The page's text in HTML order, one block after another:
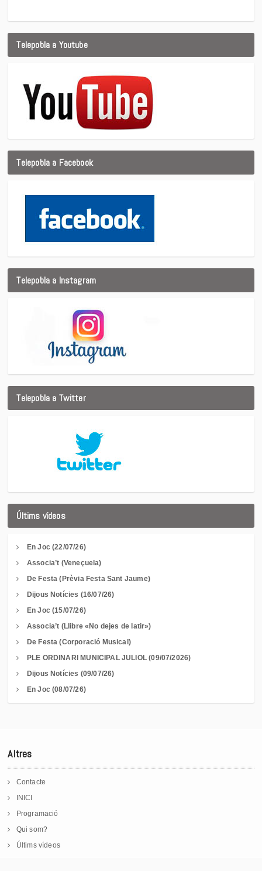
Telepobla a Youtube
Telepobla a Facebook
Telepobla a Instagram
Telepobla a Twitter
Últims vídeos
En Joc (22/07/26)
Associa’t (Veneçuela)
De Festa (Prèvia Festa Sant Jaume)
Dijous Notícies (16/07/26)
En Joc (15/07/26)
Associa’t (Llibre «No dejes de latir»)
De Festa (Corporació Musical)
PLE ORDINARI MUNICIPAL JULIOL (09/07/2026)
Dijous Notícies (09/07/26)
En Joc (08/07/26)
Altres
Contacte
INICI
Programació
Qui som?
Últims vídeos